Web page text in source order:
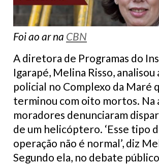
Foi ao ar na CBN
A diretora de Programas do
Igarapé, Melina Risso, analisou
policial no Complexo da Maré
terminou com oito mortos. Na
moradores denunciaram
de um helicóptero. ‘Esse tipo
operação não é normal’, diz
Segundo ela, no debate